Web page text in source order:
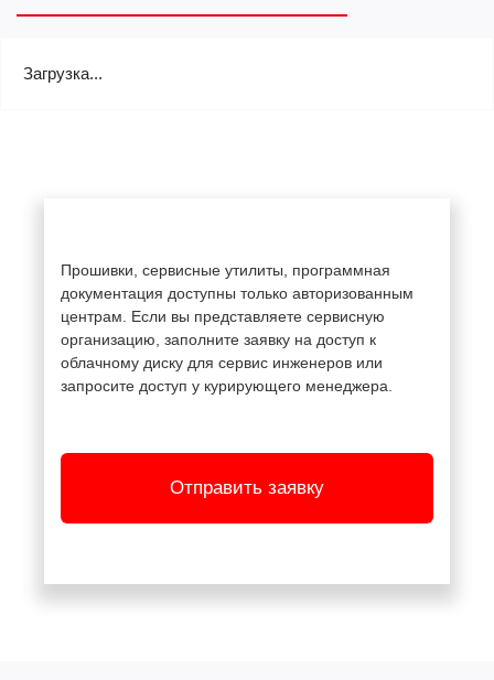
Загрузка...
Прошивки, сервисные утилиты, программная
документация доступны только авторизованным
центрам. Если вы представляете сервисную
организацию, заполните заявку на доступ к
облачному диску для сервис инженеров или
запросите доступ у курирующего менеджера.
Отправить заявку